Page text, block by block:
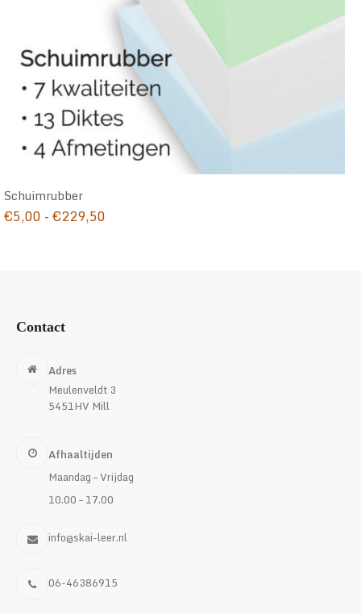
Schuimrubber
€5,00 -€229,50
Contact
Adres
Meulenveldt 3
5451HV Mill
Afhaaltijden
Maandag – Vrijdag
10.00 – 17.00
info@skai-leer.nl
06-46386915